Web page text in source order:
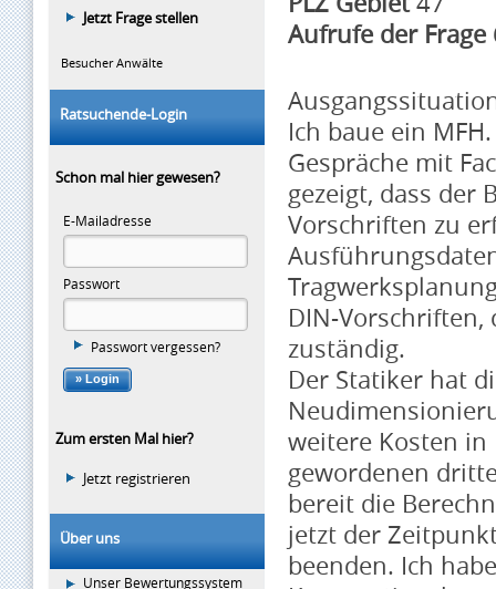
Jetzt Frage stellen
Besucher Anwälte
Ratsuchende-Login
Schon mal hier gewesen?
E-Mailadresse
Passwort
Passwort vergessen?
Zum ersten Mal hier?
Jetzt registrieren
Über uns
Unser Bewertungssystem
Aufrufe der Frage
Ich baue ein
Gespräche mit
gezeigt, dass der
Vorschriften zu
DIN-
zuständig.
Der Statiker hat
weitere Kosten in
gewordenen
bereit die
jetzt der
beenden. Ich